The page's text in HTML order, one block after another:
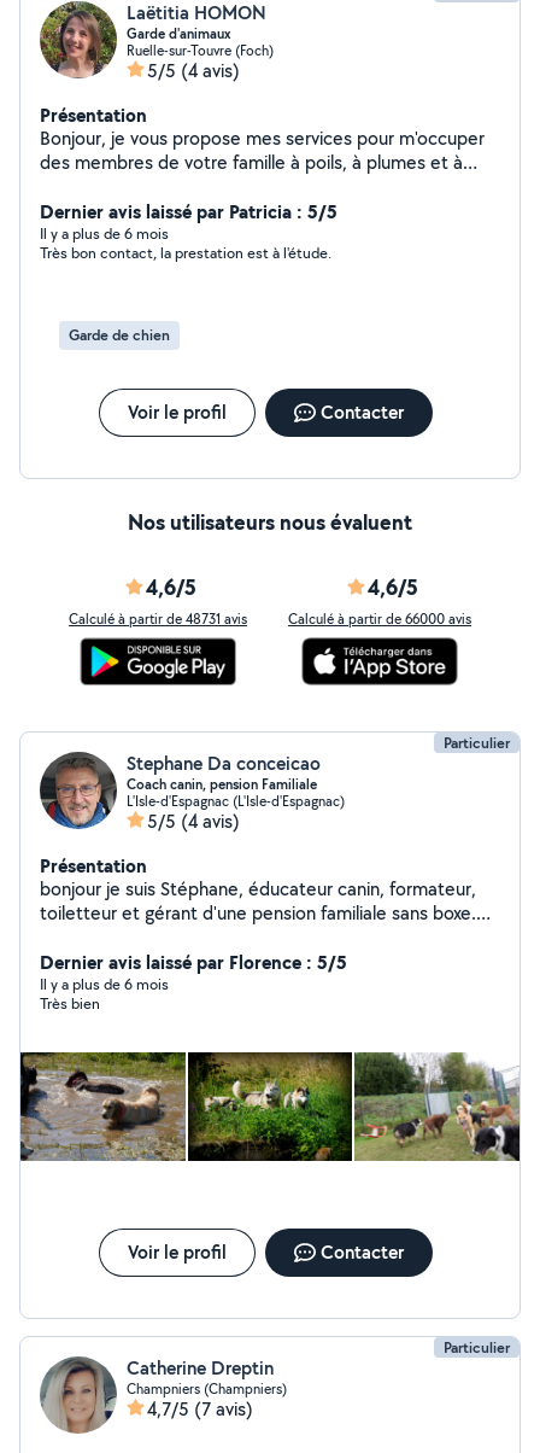
Laëtitia HOMON
Garde d'animaux
Ruelle-sur-Touvre (Foch)
5/5 (4 avis)
Présentation
Bonjour, je vous propose mes services pour m'occuper
des membres de votre famille à poils, à plumes et à
prolongées. Alimentation, soins, nettoyage litière et
cage, balade chien, jeux, câlins,... : mes voisins me font
déjà confiance depuis longtemps ! Vous serez tenus
envisageable à mon domicile sous certaines conditions.
N'hésitez pas à me contacter pour plus de
Dernier avis laissé par Patricia : 5/5
Il y a plus de 6 mois
Très bon contact, la prestation est à l'étude.
Garde de chien
Voir le profil Contacter
Nos utilisateurs nous évaluent
4,6/5
Calculé à partir de 48731 avis
4,6/5
Calculé à partir de 66000 avis
Particulier
Stephane Da conceicao
Coach canin, pension Familiale
L'Isle-d'Espagnac (L'Isle-d'Espagnac)
5/5 (4 avis)
Présentation
bonjour je suis Stéphane, éducateur canin, formateur,
toiletteur et gérant d'une pension familiale sans boxe.
facebook plaisir canin 16
Dernier avis laissé par Florence : 5/5
Il y a plus de 6 mois
Très bien
Voir le profil Contacter
Particulier
Catherine Dreptin
Champniers (Champniers)
4,7/5 (7 avis)